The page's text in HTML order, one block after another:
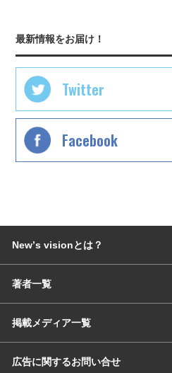
最新情報をお届け！
Twitter
Facebook
Newʼs visionとは？
著者一覧
掲載メディア一覧
広告に関するお問い合せ